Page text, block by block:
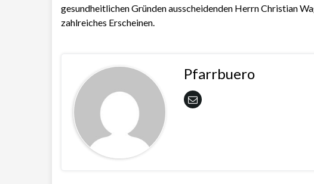
gesundheitlichen Gründen ausscheidenden Herrn Christian
zahlreiches Erscheinen.
Pfarrbuero